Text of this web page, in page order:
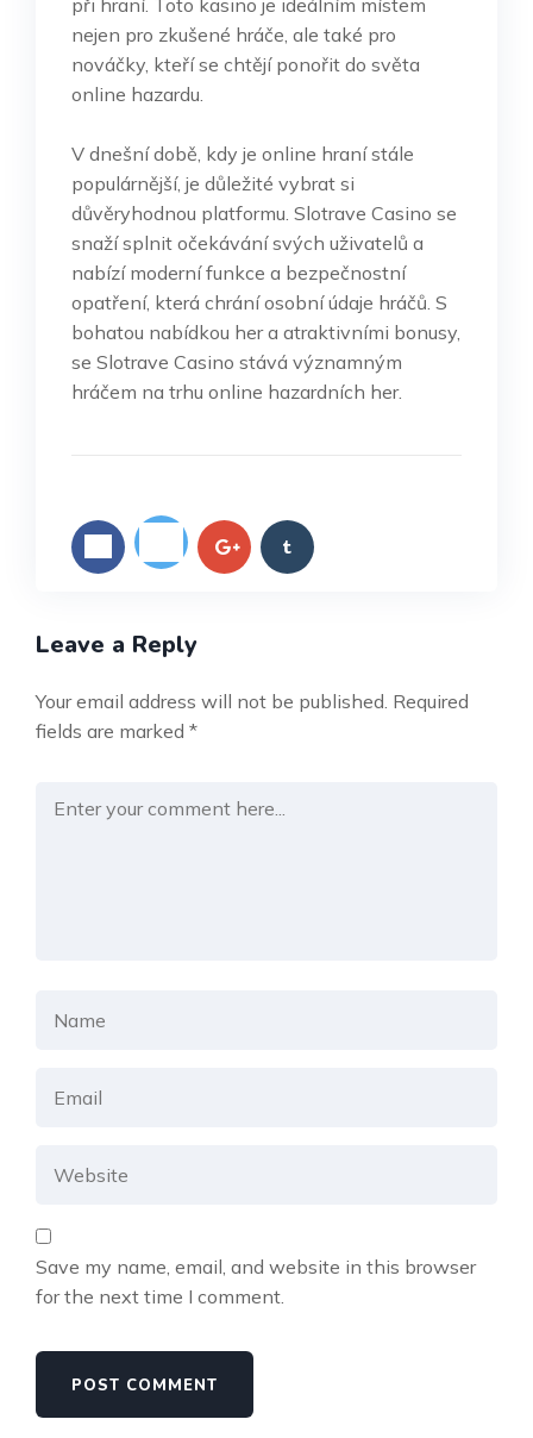
při hraní. Toto kasino je ideálním místem
nejen pro zkušené hráče, ale také pro
nováčky, kteří se chtějí ponořit do světa
online hazardu.
V dnešní době, kdy je online hraní stále
populárnější, je důležité vybrat si
důvěryhodnou platformu. Slotrave Casino se
snaží splnit očekávání svých uživatelů a
nabízí moderní funkce a bezpečnostní
opatření, která chrání osobní údaje hráčů. S
bohatou nabídkou her a atraktivními bonusy,
se Slotrave Casino stává významným
hráčem na trhu online hazardních her.
Leave a Reply
Your email address will not be published. Required
fields are marked *
Save my name, email, and website in this browser
for the next time I comment.